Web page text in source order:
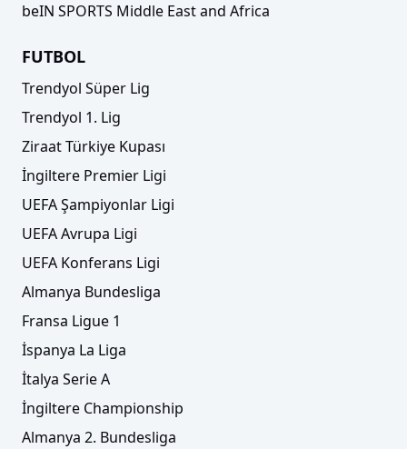
beIN SPORTS Middle East and Africa
FUTBOL
Trendyol Süper Lig
Trendyol 1. Lig
Ziraat Türkiye Kupası
İngiltere Premier Ligi
UEFA Şampiyonlar Ligi
UEFA Avrupa Ligi
UEFA Konferans Ligi
Almanya Bundesliga
Fransa Ligue 1
İspanya La Liga
İtalya Serie A
İngiltere Championship
Almanya 2. Bundesliga